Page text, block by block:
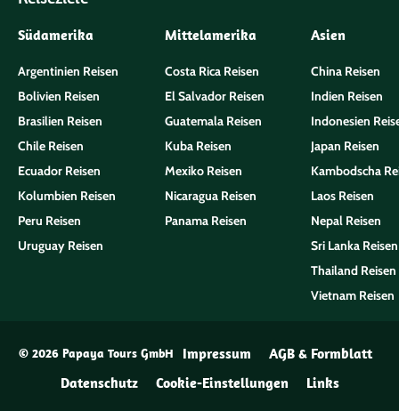
Südamerika
Argentinien Reisen
Bolivien Reisen
Brasilien Reisen
Chile Reisen
Ecuador Reisen
Kolumbien Reisen
Peru Reisen
Uruguay Reisen
Mittelamerika
Costa Rica Reisen
El Salvador Reisen
Guatemala Reisen
Kuba Reisen
Mexiko Reisen
Nicaragua Reisen
Panama Reisen
Asien
China Reisen
Indien Reisen
Indonesien
Japan Reisen
Kambodscha
Laos Reisen
Nepal Reisen
Sri Lanka Reisen
Thailand Reisen
Vietnam Reisen
© 2026 Papaya Tours GmbH Impressum
AGB & Formblatt
Datenschutz
Cookie-Einstellungen Links